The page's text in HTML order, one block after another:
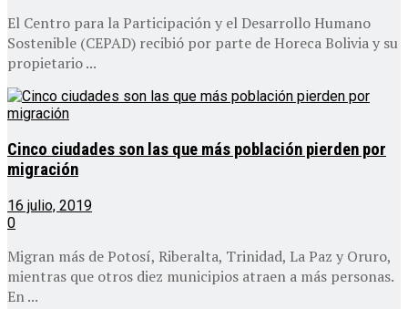
El Centro para la Participación y el Desarrollo Humano
Sostenible (CEPAD) recibió por parte de Horeca Bolivia y su
propietario ...
Cinco ciudades son las que más población pierden por
migración
16 julio, 2019
0
Migran más de Potosí, Riberalta, Trinidad, La Paz y Oruro,
mientras que otros diez municipios atraen a más personas.
En ...